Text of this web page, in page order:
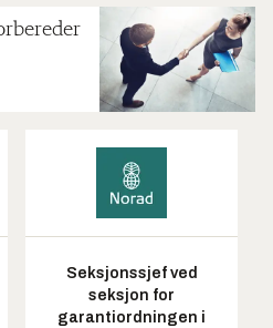
Seksjonssjef ved
seksjon for
garantiordningen i